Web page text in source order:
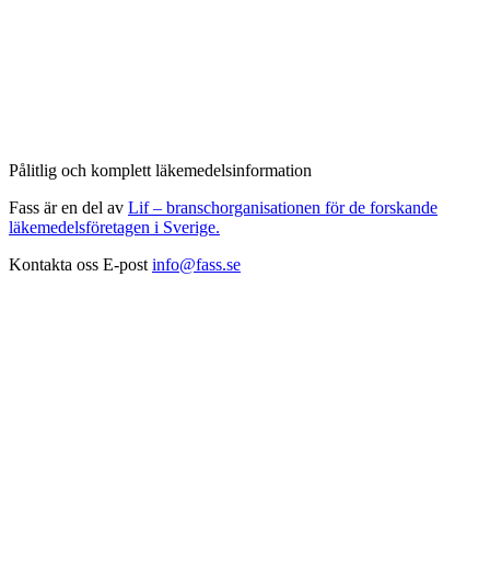
Pålitlig och komplett läkemedelsinformation
Fass är en del av Lif – branschorganisationen för de forskande
läkemedelsföretagen i Sverige.
Kontakta oss E-post info@fass.se